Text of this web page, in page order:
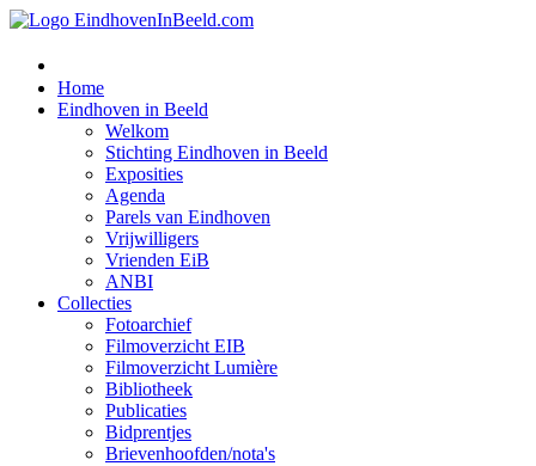
Home
Eindhoven in Beeld
Welkom
Stichting Eindhoven in Beeld
Exposities
Agenda
Parels van Eindhoven
Vrijwilligers
Vrienden EiB
ANBI
Collecties
Fotoarchief
Filmoverzicht EIB
Filmoverzicht Lumière
Bibliotheek
Publicaties
Bidprentjes
Brievenhoofden/nota's